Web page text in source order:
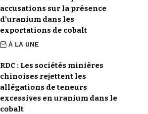
accusations sur la présence
d’uranium dans les
exportations de cobalt
À LA UNE
RDC : Les sociétés minières
chinoises rejettent les
allégations de teneurs
excessives en uranium dans le
cobalt